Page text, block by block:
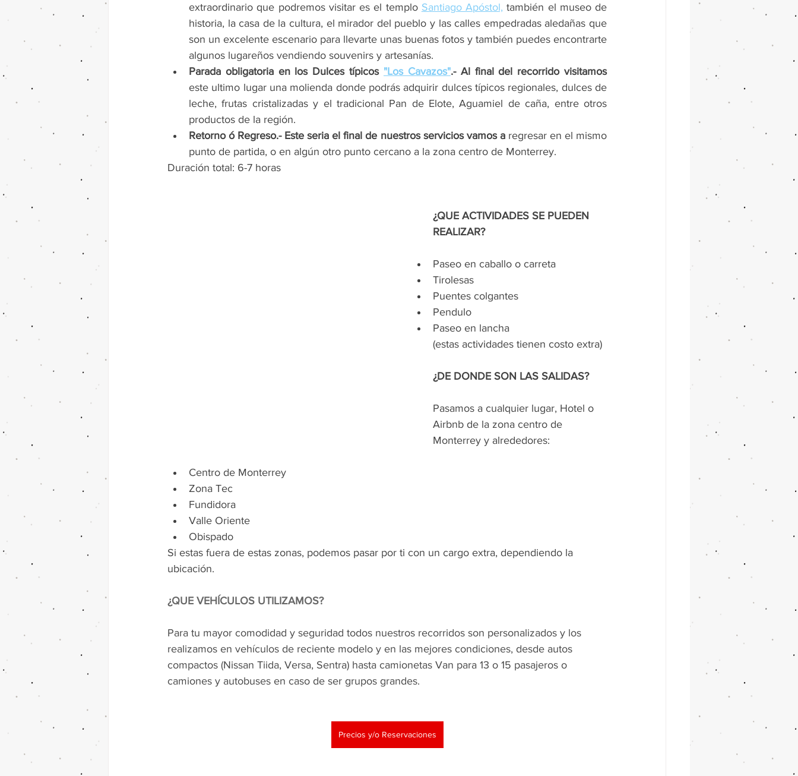
extraordinario que podremos visitar es el templo Santiago Apóstol, también el museo de
historia, la casa de la cultura, el mirador del pueblo y las calles empedradas aledañas que
son un excelente escenario para llevarte unas buenas fotos y también puedes encontrarte
algunos lugareños vendiendo souvenirs y artesanías.
Parada obligatoria en los Dulces típicos "Los Cavazos"
.- Al final del recorrido visitamos
este ultimo lugar una molienda donde podrás adquirir dulces típicos regionales, dulces de
leche, frutas cristalizadas y el tradicional Pan de Elote, Aguamiel de caña, entre otros
productos de la región.
Retorno ó Regreso.- Este seria el final de nuestros servicios vamos a regresar en el mismo
punto de partida, o en algún otro punto cercano a la zona centro de Monterrey.
Duración total: 6-7 horas
¿QUE ACTIVIDADES SE PUEDEN
REALIZAR?
Paseo en caballo o carreta
Tirolesas
Puentes colgantes
Pendulo
Paseo en lancha
(estas actividades tienen costo extra)
¿DE DONDE SON LAS SALIDAS?
Pasamos a cualquier lugar, Hotel o
Airbnb de la zona centro de
Monterrey y alrededores:
Centro de Monterrey
Zona Tec
Fundidora
Valle Oriente
Obispado
Si estas fuera de estas zonas, podemos pasar por ti con un cargo extra, dependiendo la
ubicación.
¿QUE VEHÍCULOS UTILIZAMOS?
Para tu mayor comodidad y seguridad todos nuestros recorridos son personalizados y los
realizamos en vehículos de reciente modelo y en las mejores condiciones, desde autos
compactos (Nissan Tiida, Versa, Sentra) hasta camionetas Van para 13 o 15 pasajeros o
camiones y autobuses en caso de ser grupos grandes.
Precios y/o Reservaciones